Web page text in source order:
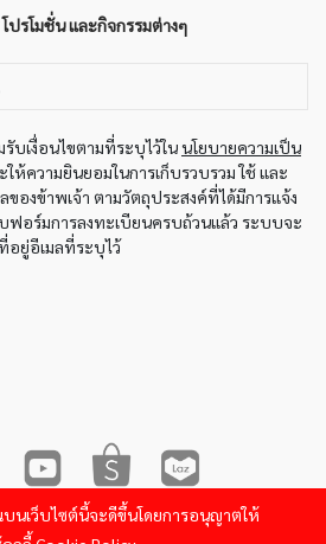
ปรโมชั่น และกิจกรรมต่างๆ
บเงื่อนไขตามที่ระบุไว้ในนโยบายความเป็น
ห้ความยินยอมในการเก็บรวบรวม ใช้ และ
องข้าพเจ้า ตามวัตถุประสงค์ที่ได้มีการแจ้ง
ฟอร์มการลงทะเบียนครบถ้วนแล้ว ระบบจะ
อยู่อีเมลที่ระบุไว้
All Rights Reserved.Powered by
นเว็บไซต์นี้จะดีขึ้นโดยการอนุญาตให้